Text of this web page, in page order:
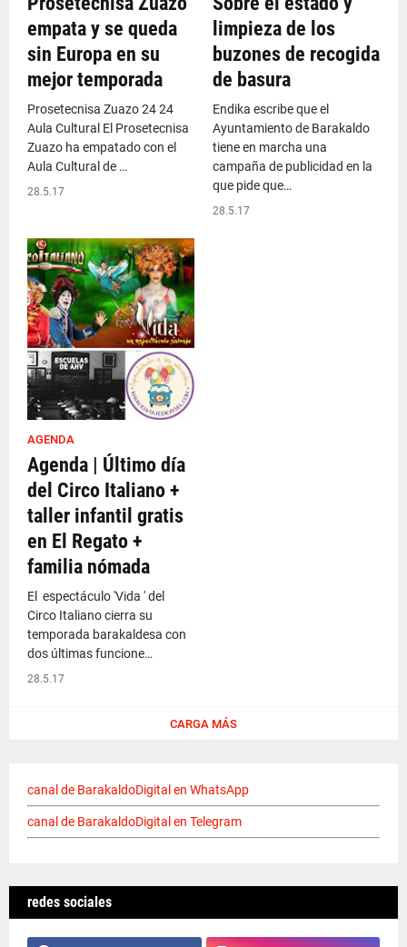
empata y se queda
sin Europa en su
mejor temporada
Prosetecnisa Zuazo 24 24
Aula Cultural El Prosetecnisa
Zuazo ha empatado con el
Aula Cultural de …
28.5.17
limpieza de los
buzones de recogida
de basura
Endika escribe que el
Ayuntamiento de Barakaldo
tiene en marcha una
campaña de publicidad en la
que pide que…
28.5.17
AGENDA
Agenda | Último día
del Circo Italiano +
taller infantil gratis
en El Regato +
familia nómada
El espectáculo 'Vida ' del
Circo Italiano cierra su
temporada barakaldesa con
dos últimas funcione…
28.5.17
CARGA MÁS
canal de BarakaldoDigital en WhatsApp
canal de BarakaldoDigital en Telegram
redes sociales